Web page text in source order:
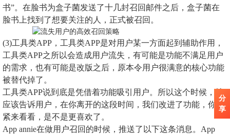
书”。在脸书为盒子菌发送了十几封召回邮件之后，盒子菌在
脸书上找到了想要关注的人，正式被召回。
(3)工具类APP，工具类APP是对用户某一方面起到辅助作用，
工具类APP之所以会造成用户流失，有可能是功能不满足用户
的需求，也有可能是改版之后，原本令用户很满意的核心功能
被替代掉了。
工具类APP说到底是凭借着功能吸引用户。所以这个时候，就
应该告诉用户，在你离开的这段时间，我们改进了功能，你赶
紧来看看，是不是更喜欢了。
App annie在做用户召回的时候，推送了以下这条消息。App
分
享